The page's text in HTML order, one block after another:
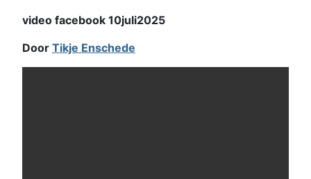
video facebook 10juli2025
Door Tikje Enschede